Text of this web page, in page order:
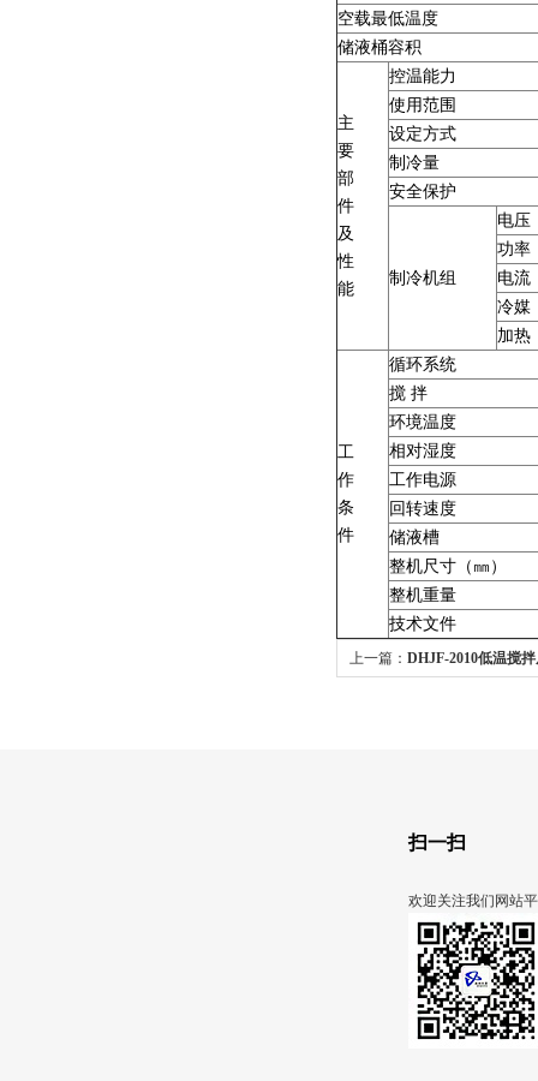
空载最低温度
储液桶容积
主
要
部
件
及
性
能
控温能力
使用范围
设定方式
制冷量
安全保护
制冷机组
电压
功率
电流
冷媒
加热
工
作
条
件
循环系统
搅 拌
环境温度
相对湿度
工作电源
回转速度
储液槽
整机尺寸（㎜）
整机重量
技术文件
上一篇： DHJF-2010低温搅
扫一扫
欢迎关注我们网站